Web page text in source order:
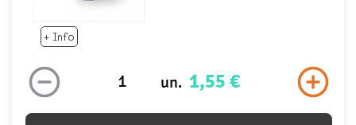
+ Info
un. 1,55 €